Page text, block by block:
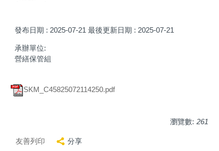
發布日期 : 2025-07-21 最後更新日期 : 2025-07-21
承辦單位:
營繕保管組
SKM_C45825072114250.pdf
瀏覽數: 261
友善列印 分享